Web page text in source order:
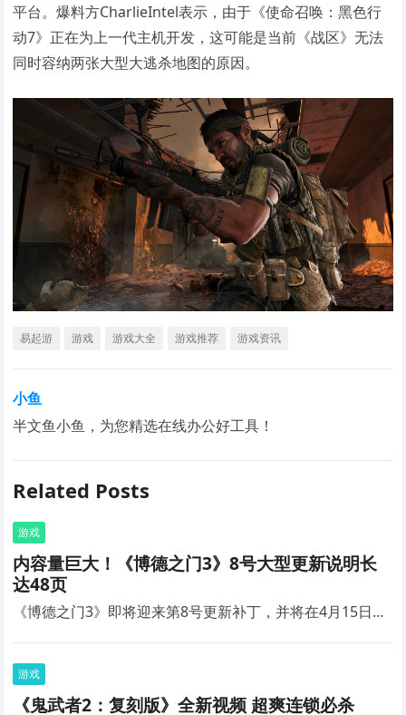
平台。爆料方CharlieIntel表示，由于《使命召唤：黑色行
动7》正在为上一代主机开发，这可能是当前《战区》无法
同时容纳两张大型大逃杀地图的原因。
易起游 游戏 游戏大全 游戏推荐 游戏资讯
小鱼
半文鱼小鱼，为您精选在线办公好工具！
Related Posts
游戏
内容量巨大！《博德之门3》8号大型更新说明长
达48页
《博德之门3》即将迎来第8号更新补丁，并将在4月15日…
游戏
《鬼武者2：复刻版》全新视频 超爽连锁必杀